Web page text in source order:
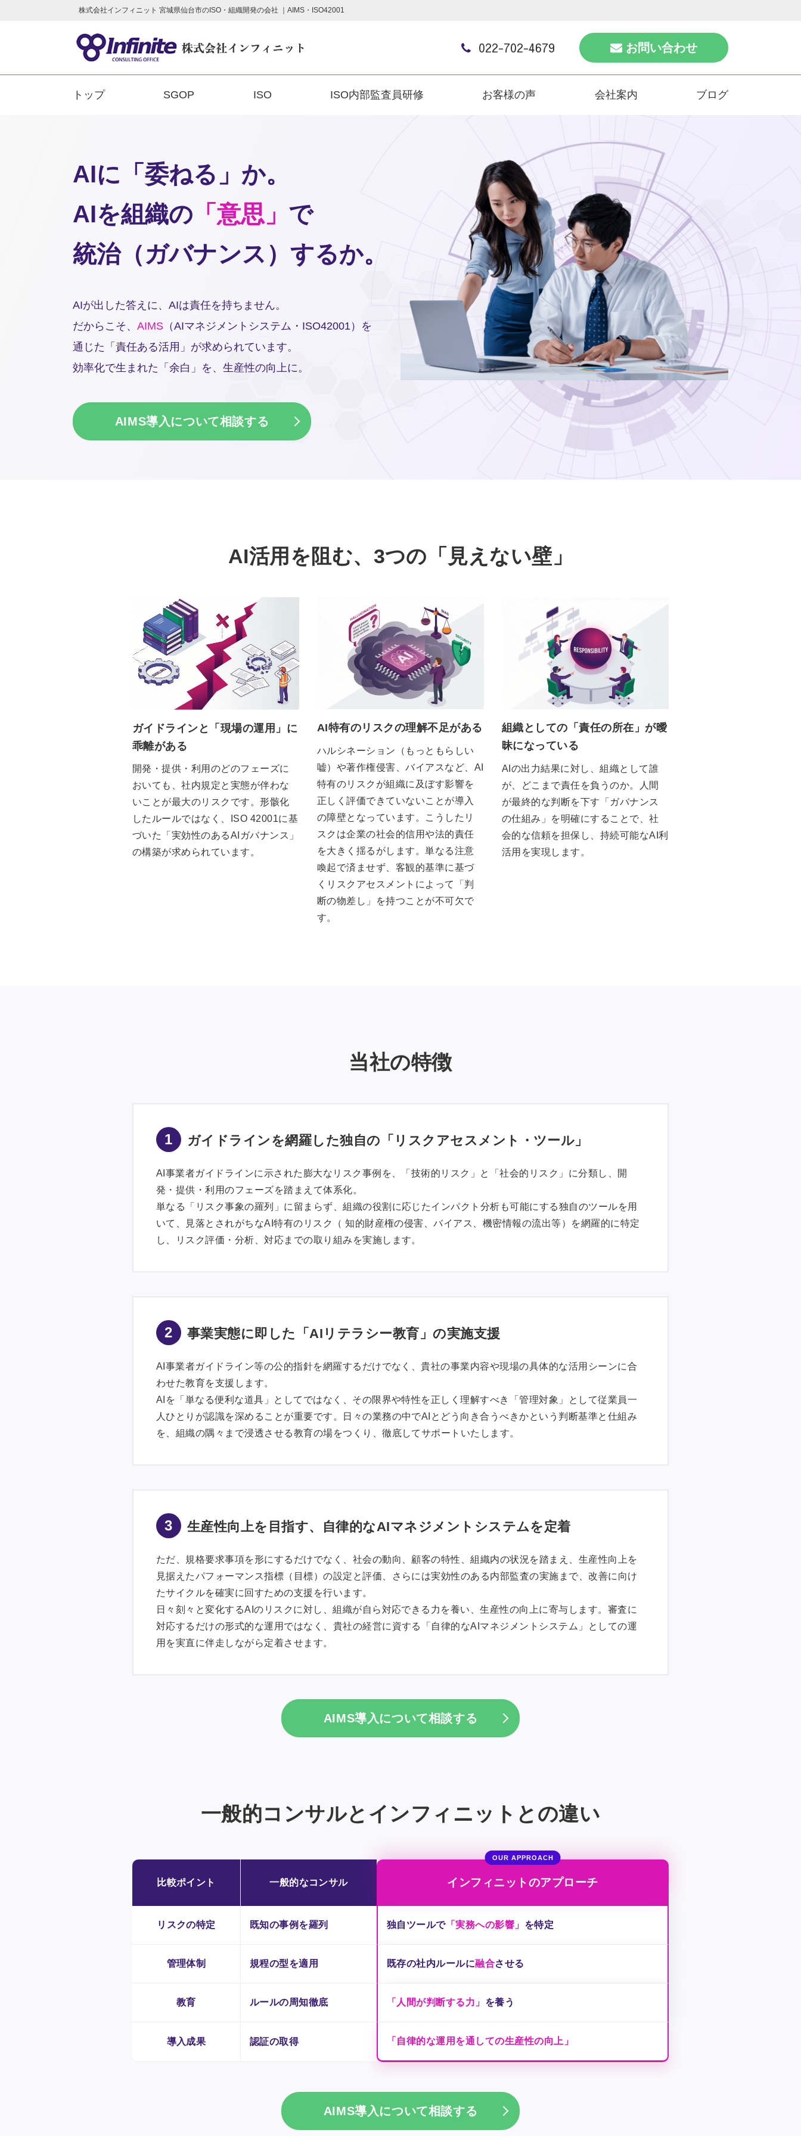
株式会社インフィニット 宮城県仙台市のISO・組織開発の会社 ｜AIMS・ISO42001
022-702-4679 お問い合わせ
トップ SGOP ISO ISO内部監査員研修 お客様の声 会社案内 ブログ
AIに「委ねる」か。
AIを組織の 「意思」 で
統治（ガバナンス）するか。
AIが出した答えに、AIは責任を持ちません。
だからこそ、 AIMS （AIマネジメントシステム・ISO42001）を
通じた「責任ある活用」が求められています。
効率化で生まれた「余白」を、生産性の向上に。
AIMS導入について相談する
AI活用を阻む、3つの「見えない壁」
ガイドラインと「現場の運用」に
乖離がある
開発・提供・利用のどのフェーズに
おいても、社内規定と実態が伴わな
いことが最大のリスクです。形骸化
したルールではなく、ISO 42001に基
づいた「実効性のあるAIガバナンス」
の構築が求められています。
AI特有のリスクの理解不足がある
ハルシネーション（もっともらしい
嘘）や著作権侵害、バイアスなど、AI
特有のリスクが組織に及ぼす影響を
正しく評価できていないことが導入
の障壁となっています。こうしたリ
スクは企業の社会的信用や法的責任
を大きく揺るがします。単なる注意
喚起で済ませず、客観的基準に基づ
くリスクアセスメントによって「判
断の物差し」を持つことが不可欠で
す。
組織としての「責任の所在」が曖
昧になっている
AIの出力結果に対し、組織として誰
が、どこまで責任を負うのか。人間
が最終的な判断を下す「ガバナンス
の仕組み」を明確にすることで、社
会的な信頼を担保し、持続可能なAI利
活用を実現します。
当社の特徴
1 ガイドラインを網羅した独自の「リスクアセスメント・ツール」
AI事業者ガイドラインに示された膨大なリスク事例を、「技術的リスク」と「社会的リスク」に分類し、開
発・提供・利用のフェーズを踏まえて体系化。
単なる「リスク事象の羅列」に留まらず、組織の役割に応じたインパクト分析も可能にする独自のツールを用
いて、見落とされがちなAI特有のリスク（ 知的財産権の侵害、バイアス、機密情報の流出等）を網羅的に特定
し、リスク評価・分析、対応までの取り組みを実施します。
2 事業実態に即した「AIリテラシー教育」の実施支援
AI事業者ガイドライン等の公的指針を網羅するだけでなく、貴社の事業内容や現場の具体的な活用シーンに合
わせた教育を支援します。
AIを「単なる便利な道具」としてではなく、その限界や特性を正しく理解すべき「管理対象」として従業員一
人ひとりが認識を深めることが重要です。日々の業務の中でAIとどう向き合うべきかという判断基準と仕組み
を、組織の隅々まで浸透させる教育の場をつくり、徹底してサポートいたします。
3 生産性向上を目指す、自律的なAIマネジメントシステムを定着
ただ、規格要求事項を形にするだけでなく、社会の動向、顧客の特性、組織内の状況を踏まえ、生産性向上を
見据えたパフォーマンス指標（目標）の設定と評価、さらには実効性のある内部監査の実施まで、改善に向け
たサイクルを確実に回すための支援を行います。
日々刻々と変化するAIのリスクに対し、組織が自ら対応できる力を養い、生産性の向上に寄与します。審査に
対応するだけの形式的な運用ではなく、貴社の経営に資する「自律的なAIマネジメントシステム」としての運
用を実直に伴走しながら定着させます。
AIMS導入について相談する
一般的コンサルとインフィニットとの違い
比較ポイント 一般的なコンサル インフィニットのアプローチ
リスクの特定 既知の事例を羅列 独自ツールで「実務への影響」 を特定
管理体制 規程の型を適用 既存の社内ルールに融合させる
教育 ルールの周知徹底 「人間が判断する力」 を養う
導入成果 認証の取得 「自律的な運用を通しての生産性の向上」
AIMS導入について相談する